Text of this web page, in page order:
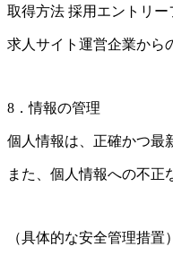
取得方法 採用エントリ
求人サイト運営企業から
8．情報の管理
個人情報は、正確かつ最
また、個人情報への不正
（具体的な安全管理措置）